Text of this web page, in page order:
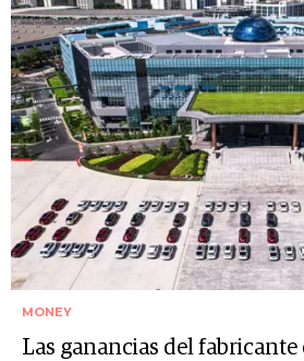
MONEY
Las ganancias del fabricante